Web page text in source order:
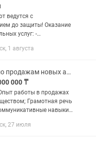
ведутся с
до защиты! Оказание
услуг: -
бизнес-презентации -
1 августа
Менеджер по продажам новых автомобилей
000 ₸
работы в продажах
Грамотная речь
навыки;
27 июля